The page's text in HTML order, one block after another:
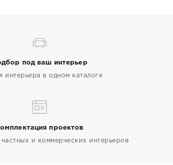
под ваш интерьер
интерьера в одном каталоге
проектов
и коммерческих интерьеров